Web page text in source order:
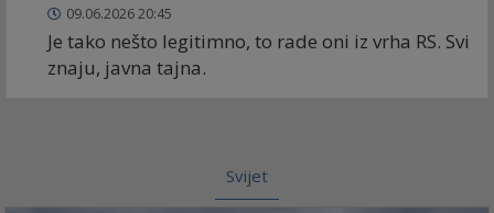
09.06.2026 20:45
Je tako nešto legitimno, to rade oni iz vrha RS. Svi
znaju, javna tajna.
Svijet